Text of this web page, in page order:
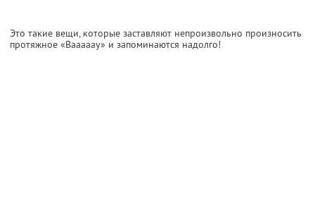
Это такие вещи, которые заставляют непроизвольно произносить
протяжное «Вааааау» и запоминаются надолго!